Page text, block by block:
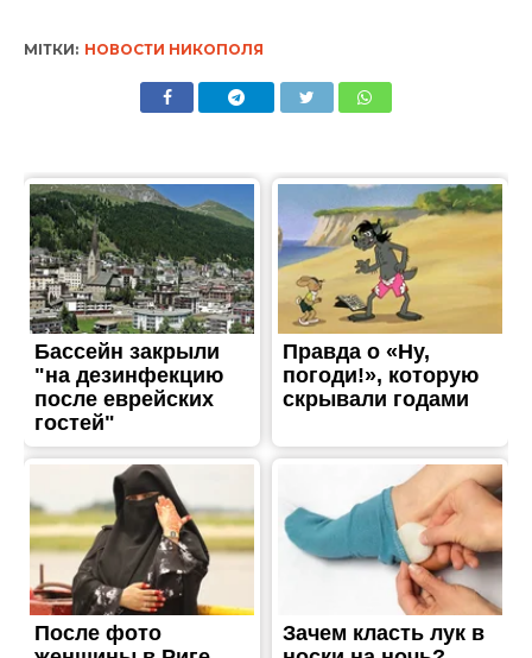
Товарообіг торговельної
мережі «АТБ» у першому
півріччі 2025 року
перевищив 139 мільярдів
гривень